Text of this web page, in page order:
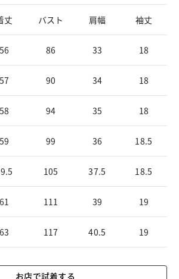
丈 バスト 肩幅 袖丈
56 86 33 18
57 90 34 18
58 94 35 18
59 99 36 18.5
105 37.5 18.5
61 111 39 19
63 117 40.5 19
お店で試着する